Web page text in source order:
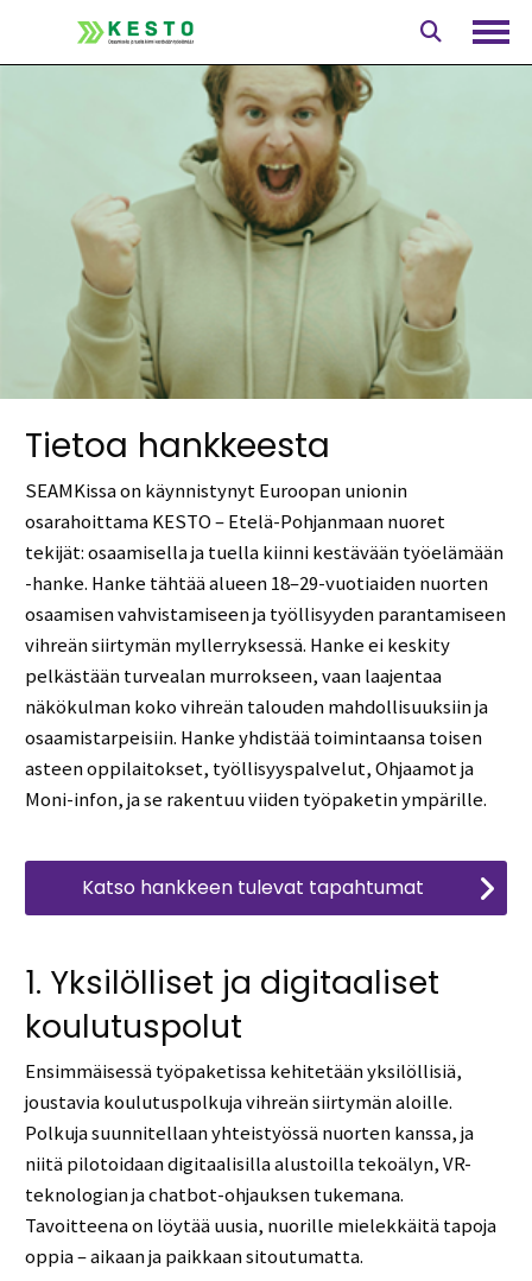
Tietoa hankkeesta
SEAMKissa on käynnistynyt Euroopan unionin
osarahoittama KESTO – Etelä-Pohjanmaan nuoret
tekijät: osaamisella ja tuella kiinni kestävään työelämään
-hanke. Hanke tähtää alueen 18–29-vuotiaiden nuorten
osaamisen vahvistamiseen ja työllisyyden parantamiseen
vihreän siirtymän myllerryksessä. Hanke ei keskity
pelkästään turvealan murrokseen, vaan laajentaa
näkökulman koko vihreän talouden mahdollisuuksiin ja
osaamistarpeisiin. Hanke yhdistää toimintaansa toisen
asteen oppilaitokset, työllisyyspalvelut, Ohjaamot ja
Moni-infon, ja se rakentuu viiden työpaketin ympärille.
Katso hankkeen tulevat tapahtumat
1. Yksilölliset ja digitaaliset
koulutuspolut
Ensimmäisessä työpaketissa kehitetään yksilöllisiä,
joustavia koulutuspolkuja vihreän siirtymän aloille.
Polkuja suunnitellaan yhteistyössä nuorten kanssa, ja
niitä pilotoidaan digitaalisilla alustoilla tekoälyn, VR-
teknologian ja chatbot-ohjauksen tukemana.
Tavoitteena on löytää uusia, nuorille mielekkäitä tapoja
oppia – aikaan ja paikkaan sitoutumatta.